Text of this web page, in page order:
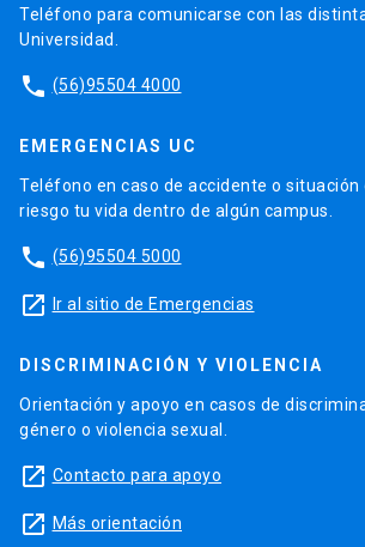
Teléfono para comunicarse con las
Universidad.
phone (56)95504 4000
EMERGENCIAS UC
Teléfono en caso de accidente o situación
riesgo tu vida dentro de algún campus.
phone (56)95504 5000
launch Ir al sitio de Emergencias
DISCRIMINACIÓN Y VIOLENCIA
Orientación y apoyo en casos de
género o violencia sexual.
launch Contacto para apoyo
launch Más orientación